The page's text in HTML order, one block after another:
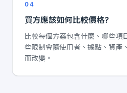
04
買方應該如何比較價格?
比較每個方案包含什麼、哪些項
些限制會隨使用者、據點、資產
而改變。